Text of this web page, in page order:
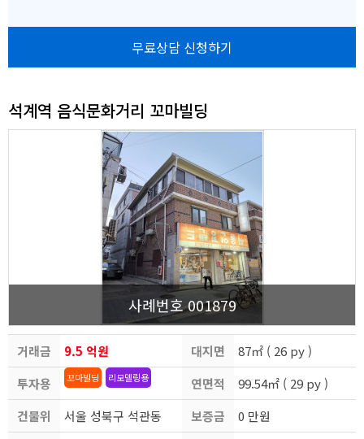
무료상담 신청하기
석계역 음식문화거리 꼬마빌딩
사례번호 001879
거래금
액
9.5 억원
투자용
도
꼬마빌딩 리모델링용
건물위
서울 성북구 석관동
대지면
적
87㎡ ( 26 py )
연면적
99.54㎡ ( 29 py )
보증금
0 만원